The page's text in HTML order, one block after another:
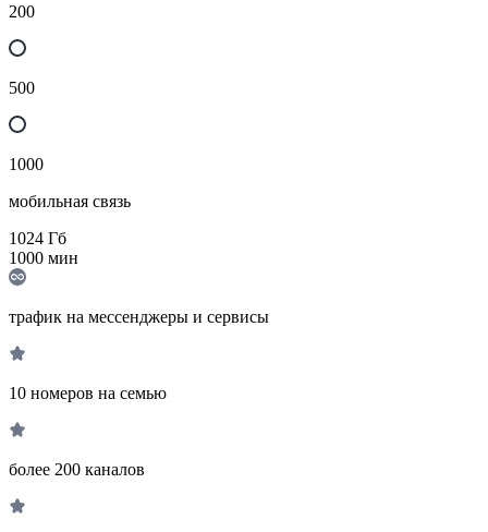
200
500
1000
мобильная связь
1024 Гб
1000 мин
трафик на мессенджеры и сервисы
10 номеров на семью
более 200 каналов